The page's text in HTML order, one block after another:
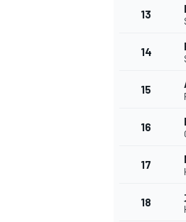
フォーミュラE
13
14
15
16
17
18